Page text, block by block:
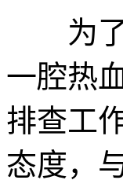
为了
一腔热
排查工
态度，